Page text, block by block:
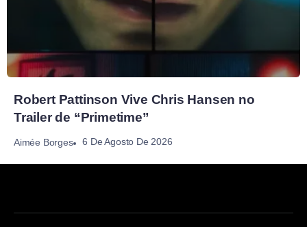
Robert Pattinson Vive Chris Hansen no
Trailer de “Primetime”
Aimée Borges 6 De Agosto De 2026